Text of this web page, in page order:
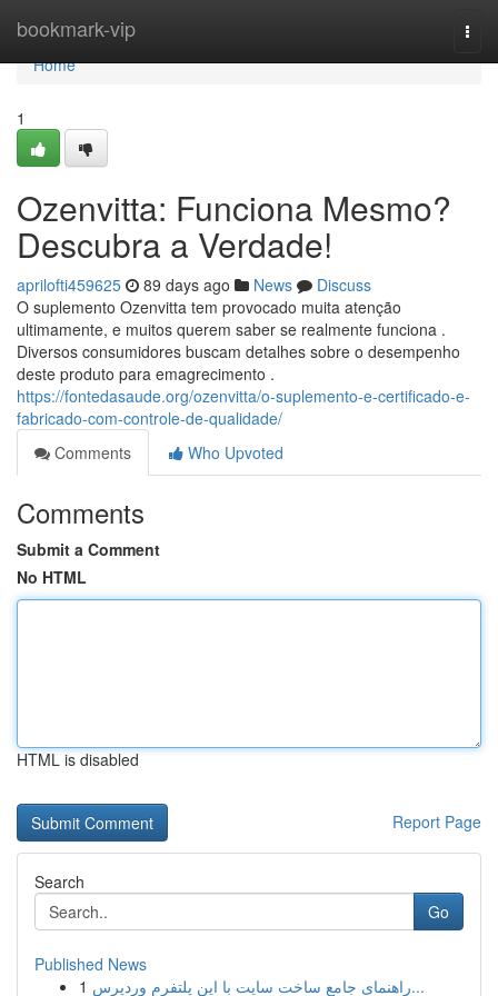
bookmark-vip
Home
Home
1
Ozenvitta: Funciona Mesmo?
Descubra a Verdade!
aprilofti459625 89 days ago News
Discuss
O suplemento Ozenvitta tem provocado muita atenção
ultimamente, e muitos querem saber se realmente funciona .
Diversos consumidores buscam detalhes sobre o desempenho
deste produto para emagrecimento .
https://fontedasaude.org/ozenvitta/o-suplemento-e-certificado-e-
fabricado-com-controle-de-qualidade/
Comments
Who Upvoted
Comments
Submit a Comment
No HTML
HTML is disabled
Report Page
Search
Go
Published News
1
راهنمای جامع ساخت سایت با این پلتفرم وردپرس...